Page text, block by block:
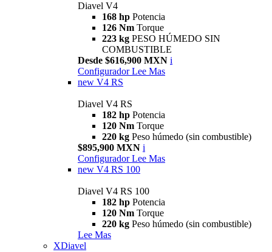
Diavel V4
168 hp Potencia
126 Nm Torque
223 kg PESO HÚMEDO SIN
COMBUSTIBLE
Desde $616,900 MXN i
Configurador Lee Mas
new V4 RS
Diavel V4 RS
182 hp Potencia
120 Nm Torque
220 kg Peso húmedo (sin combustible)
$895,900 MXN i
Configurador Lee Mas
new V4 RS 100
Diavel V4 RS 100
182 hp Potencia
120 Nm Torque
220 kg Peso húmedo (sin combustible)
Lee Mas
XDiavel